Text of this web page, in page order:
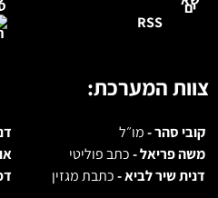
RSS
צוות המערכת:
קובי סהר -מו״ל
משה פריאל -כתב פוליטי
דנית שיר לביא -כתבת מגזין